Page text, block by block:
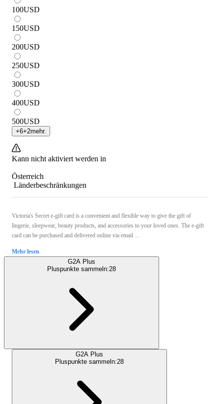
100USD
150USD
200USD
250USD
300USD
400USD
500USD
+6+2mehr.
Kann nicht aktiviert werden in
Österreich
Länderbeschränkungen
Victoria's Secret e-gift card is a convenient and flexible way to give the gift of
lingerie, sleepwear, beauty products, and accessories to your loved ones. The e-gift
card can be purchased and delivered online via email ...
Mehr lesen
G2A Plus
Pluspunkte sammeln:28
G2A Plus
Pluspunkte sammeln:28